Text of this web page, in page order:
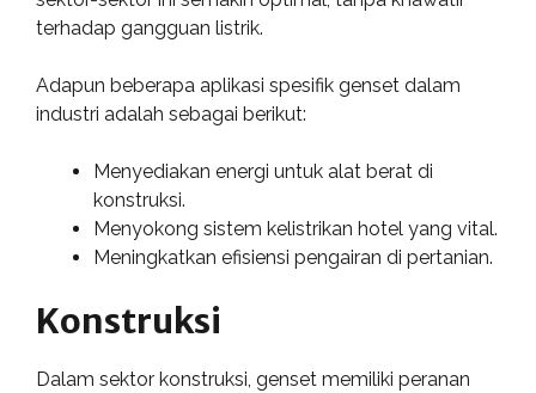
terhadap gangguan listrik.
Adapun beberapa aplikasi spesifik genset dalam
industri adalah sebagai berikut:
Menyediakan energi untuk alat berat di
konstruksi.
Menyokong sistem kelistrikan hotel yang vital.
Meningkatkan efisiensi pengairan di pertanian.
Konstruksi
Dalam sektor konstruksi, genset memiliki peranan